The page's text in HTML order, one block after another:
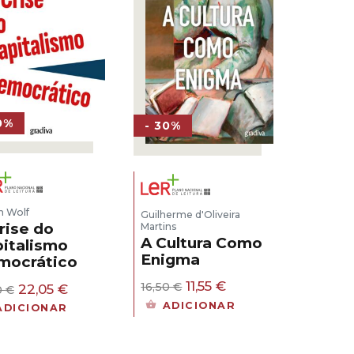
Wolf
do
€ O
preço
22,05 €O
- 30%
Guilherme d'Oliveira
Martins
A Cultura Como
Enigma
16,50€ O
preço
11,55€O
preço
ADICIONAR